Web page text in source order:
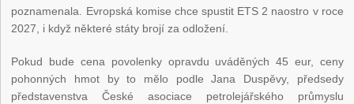
poznamenala. Evropská komise chce spustit ETS 2 naostro v roce
2027, i když některé státy brojí za odložení.
Pokud bude cena povolenky opravdu uváděných 45 eur, ceny
pohonných hmot by to mělo podle Jana Duspěvy, předsedy
představenstva České asociace petrolejářského průmyslu